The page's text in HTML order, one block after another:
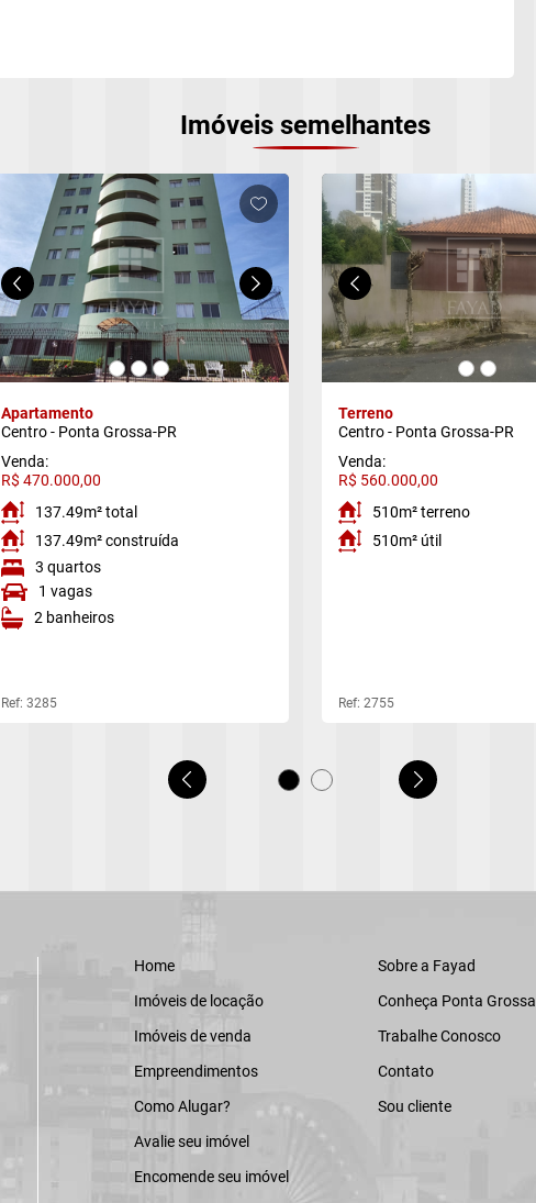
Imóveis semelhantes
Apartamento
Centro - Ponta Grossa-PR
Venda:
R$ 470.000,00
137.49m² total
137.49m² construída
3 quartos
1 vagas
2 banheiros
Ref: 3285
Terreno
Centro - Ponta Grossa-PR
Venda:
R$ 560.000,00
510m² terreno
510m² útil
Ref: 2755
Home
Imóveis de locação
Imóveis de venda
Empreendimentos
Como Alugar?
Avalie seu imóvel
Encomende seu imóvel
Sobre a Fayad
Conheça Ponta Grossa
Trabalhe Conosco
Contato
Sou cliente